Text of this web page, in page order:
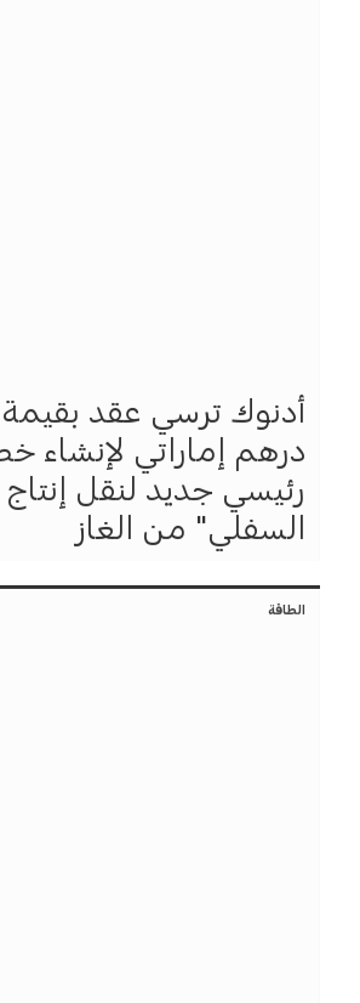
درهم إماراتي لإنشاء
رئيسي جديد لنقل
السفلي" من الغاز
الطاقة